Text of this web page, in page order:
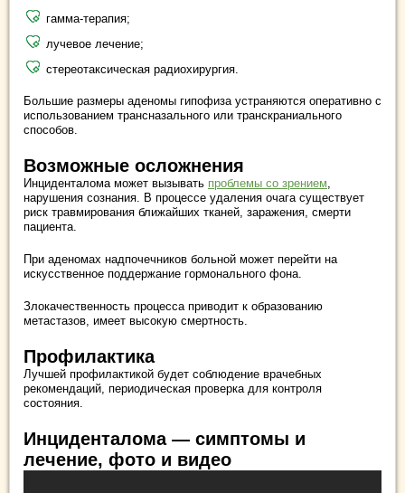
гамма-терапия;
лучевое лечение;
стереотаксическая радиохирургия.
Большие размеры аденомы гипофиза устраняются оперативно с
использованием трансназального или транскраниального
способов.
Возможные осложнения
Инциденталома может вызывать проблемы со зрением
нарушения сознания. В процессе удаления очага существует
риск травмирования ближайших тканей, заражения, смерти
пациента.
При аденомах надпочечников больной может перейти на
искусственное поддержание гормонального фона.
Злокачественность процесса приводит к образованию
метастазов, имеет высокую смертность.
Профилактика
Лучшей профилактикой будет соблюдение врачебных
рекомендаций, периодическая проверка для контроля
состояния.
Инциденталома — симптомы и
лечение, фото и видео